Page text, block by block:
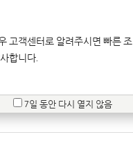
고객센터로 알려주시면 빠른 조
합니다.
7일 동안 다시 열지 않음